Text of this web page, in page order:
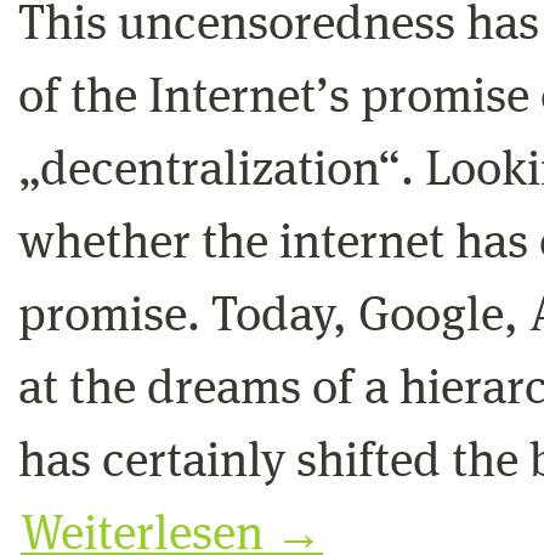
This uncensoredness
of the Internet’s
„decentralization“.
whether the internet has
promise. Today, Google,
at the dreams of a
has certainly shifted the
Weiterlesen →